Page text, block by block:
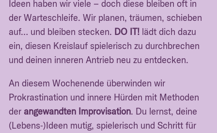
Ideen haben wir viele – doch diese bleiben oft in
der Warteschleife. Wir planen, träumen, schieben
auf… und bleiben stecken. DO IT! lädt dich dazu
ein, diesen Kreislauf spielerisch zu durchbrechen
und deinen inneren Antrieb neu zu entdecken.
An diesem Wochenende überwinden wir
Prokrastination und innere Hürden mit Methoden
der angewandten Improvisation. Du lernst, deine
(Lebens‑)Ideen mutig, spielerisch und Schritt für